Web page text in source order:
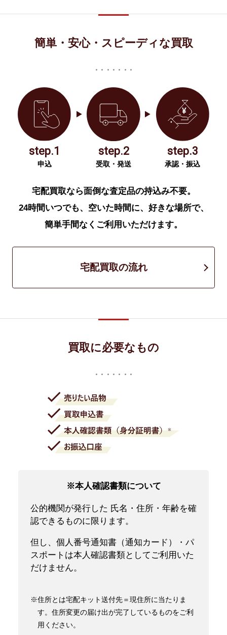
簡単・安心・スピーディな買取
step.1
申込
step.2
受取・発送
step.3
承認・振込
宅配買取なら面倒な査定品の持込み不要。
24時間いつでも、空いた時間に、好きな場所で、
簡単手間なくご利用いただけます。
宅配買取の流れ
買取に必要なもの
※本人確認書類について
公的機関が発行した 氏名・住所・年齢を確
認できるものに限ります。
但し、個人番号通知書（通知カード）・パ
スポートは本人確認書類としてご利用いた
だけません。
※住所とは宅配キット送付先＝現住所に当たりま
す。住所変更の届け出が完了しているものをご利
用ください。